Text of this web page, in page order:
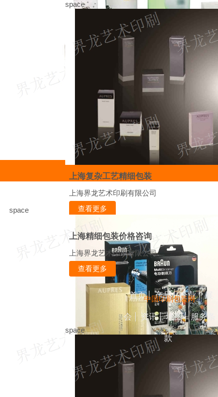
space
上海复杂工艺精细包装
上海界龙艺术印刷有限公司
查看更多
space
上海精细包装价格咨询
上海界龙艺术印刷有限公司
查看更多
space
首页 产品 企业 展
会 资讯 地图 服务条
款
中国印刷包装网